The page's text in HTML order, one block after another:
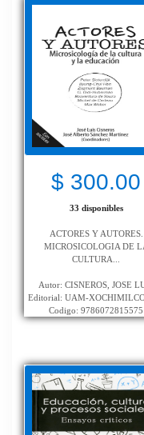
$ 300.00
33 disponibles
ACTORES Y AUTORES.
MICROSICOLOGIA DE
CULTURA...
Autor: CISNEROS, JOSE
Editorial: UAM-
Codigo: 9786072815575